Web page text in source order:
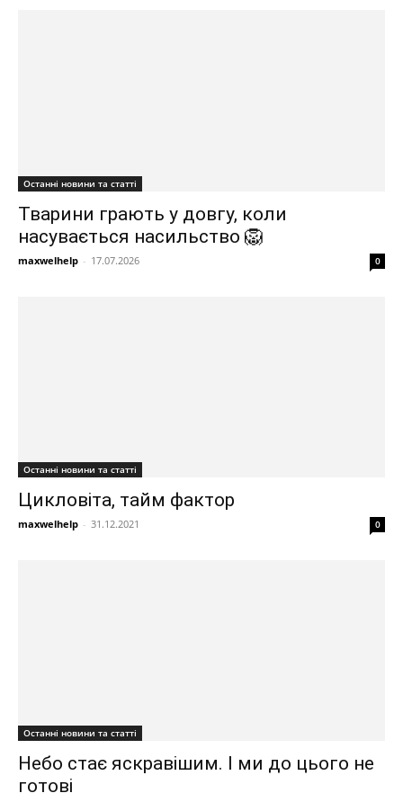
Останні новини та статті
Тварини грають у довгу, коли
насувається насильство 🦁
maxwelhelp - 17.07.2026 0
Останні новини та статті
Цикловіта, тайм фактор
maxwelhelp - 31.12.2021 0
Останні новини та статті
Небо стає яскравішим. І ми до цього не
готові